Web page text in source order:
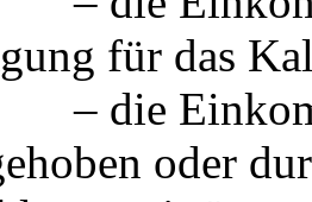
für das
oder